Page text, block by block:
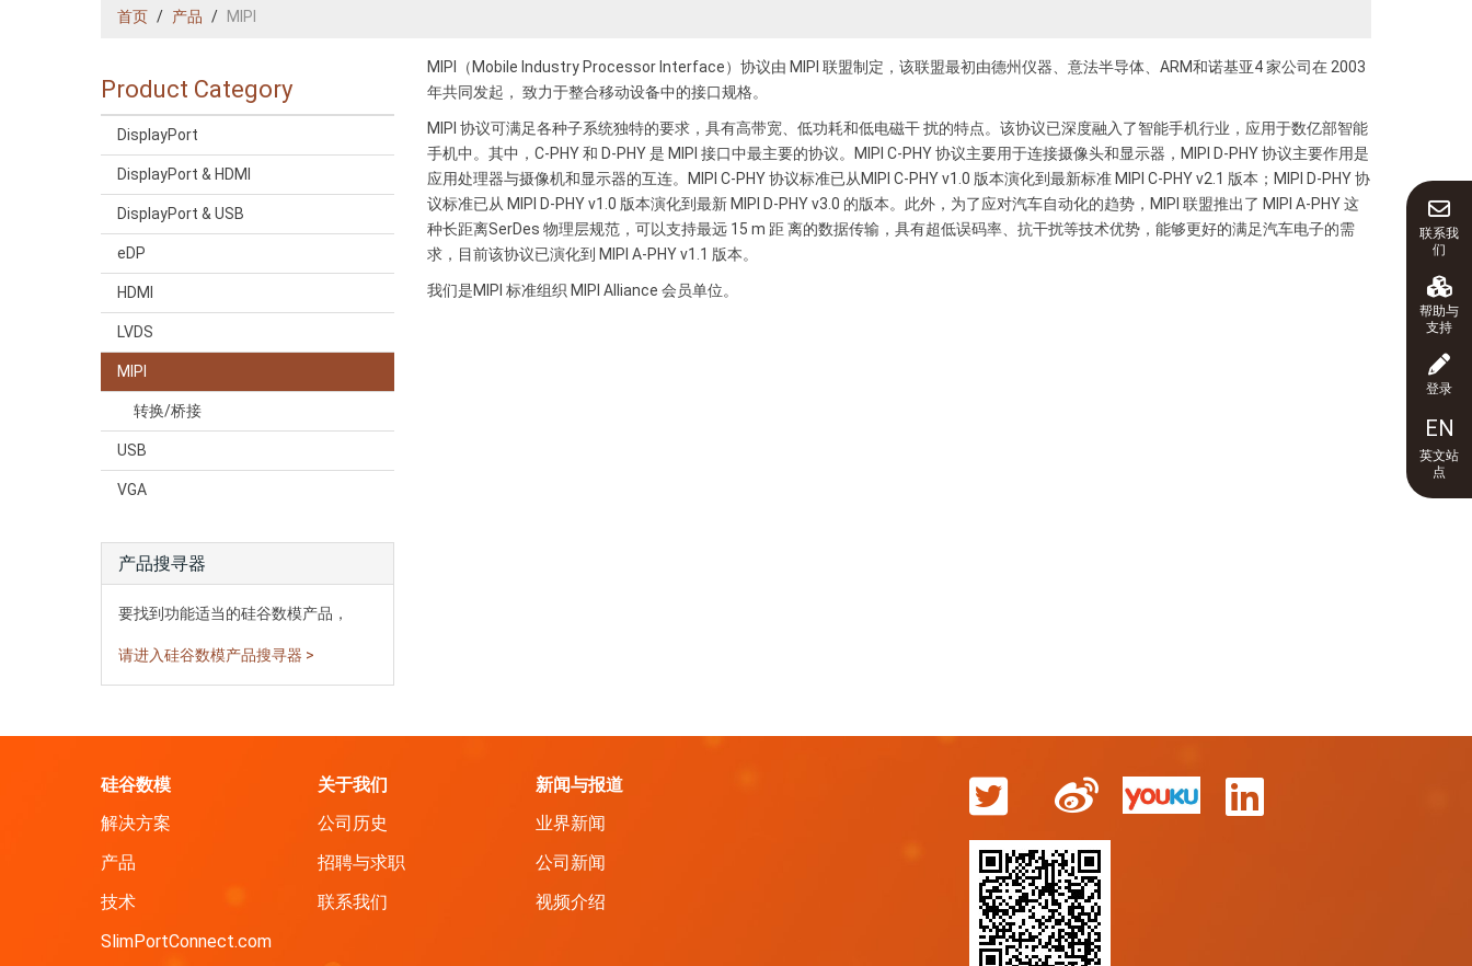
联系我
们
帮助与
支持
登录
EN
英文站
点
首页 产品 MIPI
Product Category
DisplayPort
DisplayPort & HDMI
DisplayPort & USB
eDP
HDMI
LVDS
MIPI
转换/桥接
USB
VGA
产品搜寻器
要找到功能适当的硅谷数模产品，
请进入硅谷数模产品搜寻器 >
MIPI（Mobile Industry Processor Interface）协议由 MIPI 联盟制定，该联盟最初由德州仪器、意法半导体、ARM和诺基亚4 家公司在 2003
年共同发起， 致力于整合移动设备中的接口规格。
MIPI 协议可满足各种子系统独特的要求，具有高带宽、低功耗和低电磁干 扰的特点。该协议已深度融入了智能手机行业，应用于数亿部智能
手机中。其中，C-PHY 和 D-PHY 是 MIPI 接口中最主要的协议。MIPI C-PHY 协议主要用于连接摄像头和显示器，MIPI D-PHY 协议主要作用是
应用处理器与摄像机和显示器的互连。MIPI C-PHY 协议标准已从MIPI C-PHY v1.0 版本演化到最新标准 MIPI C-PHY v2.1 版本；MIPI D-PHY 协
议标准已从 MIPI D-PHY v1.0 版本演化到最新 MIPI D-PHY v3.0 的版本。此外，为了应对汽车自动化的趋势，MIPI 联盟推出了 MIPI A-PHY 这
种长距离SerDes 物理层规范，可以支持最远 15 m 距 离的数据传输，具有超低误码率、抗干扰等技术优势，能够更好的满足汽车电子的需
求，目前该协议已演化到 MIPI A-PHY v1.1 版本。
我们是MIPI 标准组织 MIPI Alliance 会员单位。
硅谷数模
解决方案
产品
技术
SlimPortConnect.com
关于我们
公司历史
招聘与求职
联系我们
新闻与报道
业界新闻
公司新闻
视频介绍